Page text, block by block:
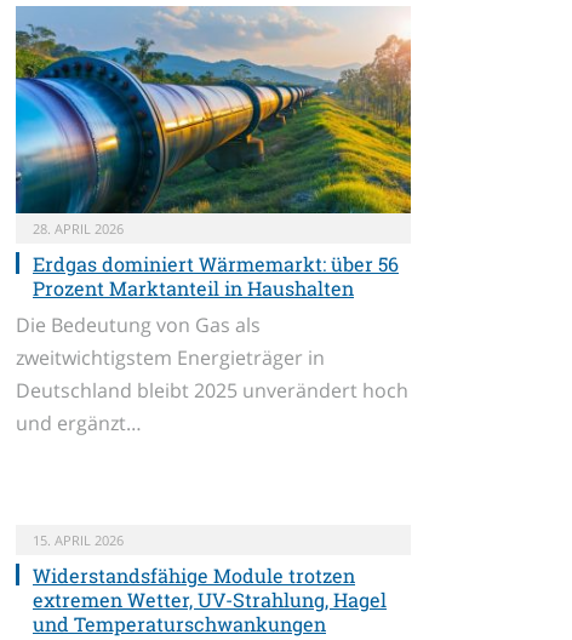
28. APRIL 2026
Erdgas dominiert Wärmemarkt: über 56
Prozent Marktanteil in Haushalten
Die Bedeutung von Gas als
zweitwichtigstem Energieträger in
Deutschland bleibt 2025 unverändert hoch
und ergänzt…
15. APRIL 2026
Widerstandsfähige Module trotzen
extremen Wetter, UV-Strahlung, Hagel
und Temperaturschwankungen